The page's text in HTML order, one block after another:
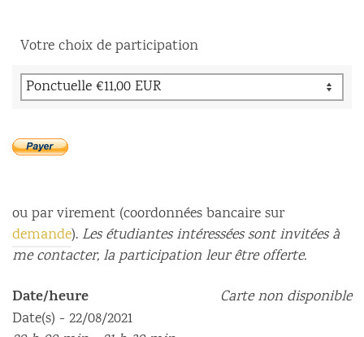
Votre choix de participation
ou par virement (coordonnées bancaire sur
demande). Les étudiantes intéressées sont invitées à
me contacter, la participation leur être offerte.
Carte non disponible
Date/heure
Date(s) - 22/08/2021